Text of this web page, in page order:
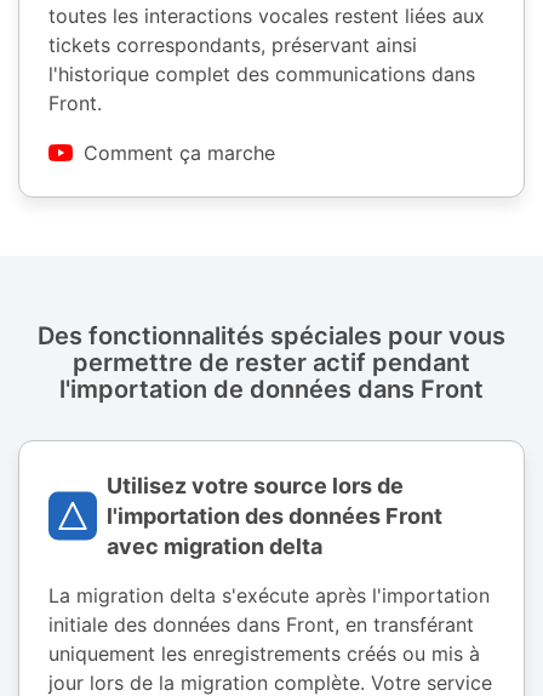
toutes les interactions vocales restent liées aux
tickets correspondants, préservant ainsi
l'historique complet des communications dans
Front.
Comment ça marche
Des fonctionnalités spéciales pour vous
permettre de rester actif pendant
l'importation de données dans Front
Utilisez votre source lors de
l'importation des données Front
avec migration delta
La migration delta s'exécute après l'importation
initiale des données dans Front, en transférant
uniquement les enregistrements créés ou mis à
jour lors de la migration complète. Votre service